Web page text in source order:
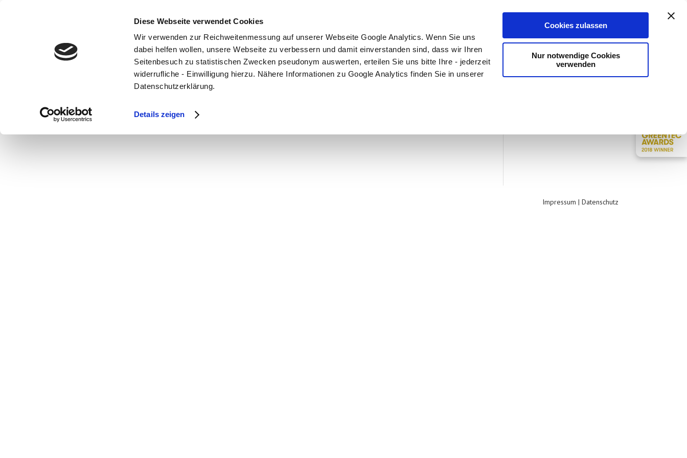
Diese Webseite verwendet Cookies
Wir verwenden zur Reichweitenmessung auf unserer Webseite Google Analytics. Wenn Sie uns
dabei helfen wollen, unsere Webseite zu verbessern und damit einverstanden sind, dass wir Ihren
Seitenbesuch zu statistischen Zwecken pseudonym auswerten, erteilen Sie uns bitte Ihre - jederzeit
widerrufliche - Einwilligung hierzu. Nähere Informationen zu Google Analytics finden Sie in unserer
Datenschutzerklärung.
Details zeigen
Cookies zulassen
Nur notwendige Cookies
verwenden
KONTAKT
Café Sweet Shabby
vonDaniela Sievers
Impressum | Datenschutz